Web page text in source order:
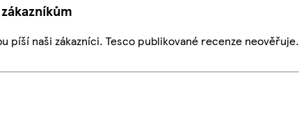
píší naši zákazníci. Tesco publikované recenze neověřuje.